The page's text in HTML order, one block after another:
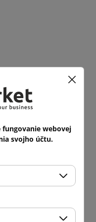
fungovanie webovej
svojho účtu.